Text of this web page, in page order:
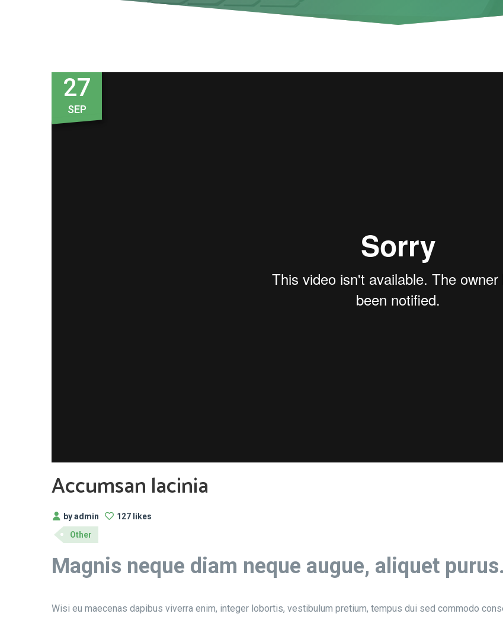
27
SEP
Accumsan lacinia
by admin
127 likes
Other
Magnis neque diam neque augue, aliquet purus.
Wisi eu maecenas dapibus viverra enim, integer lobortis, vestibulum pretium, tempus dui sed commodo